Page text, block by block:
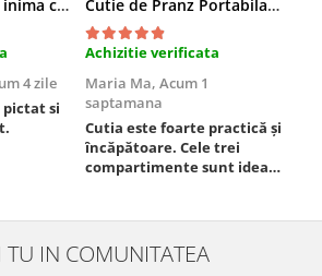
Suport decorativ inima cu mesaje, Cadou cu suflet
4 zile
si
Cutie de Pranz Portabila cu Compartimente
Achizitie verificata
Maria Ma, Acum 1
saptamana
Cutia este foarte practică și
încăpătoare. Cele trei
compartimente sunt ideale
este sigură, fără scurgeri. O
folosesc aproape zilnic la
serviciu și sunt foarte
TU IN COMUNITATEA